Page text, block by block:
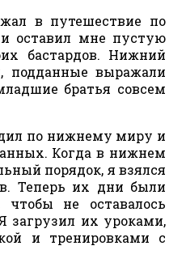
в путешествие по
оставил мне пустую
бастардов. Нижний
выражали
братья совсем
по нижнему миру и
Когда в нижнем
порядок, я взялся
Теперь их дни были
не оставалось
загрузил их уроками,
и тренировками с